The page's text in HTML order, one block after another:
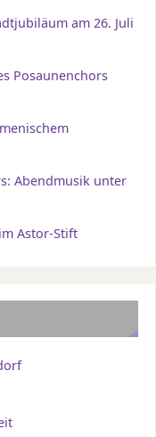
am 26. Juli
Posaunenchors
Abendmusik unter
Astor-Stift